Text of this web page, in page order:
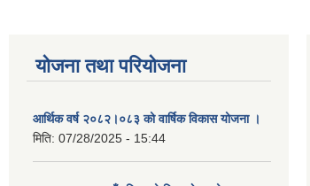
योजना तथा परियोजना
आर्थिक वर्ष २०८२।०८३ को वार्षिक विकास योजना ।
मिति: 07/28/2025 - 15:44